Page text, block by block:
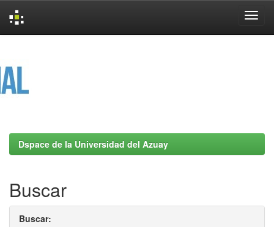
Dspace de la Universidad del Azuay
Buscar
Buscar: